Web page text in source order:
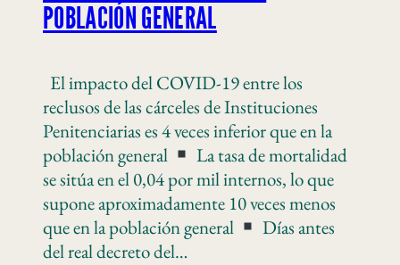
POBLACIÓN GENERAL
El impacto del COVID-19 entre los
reclusos de las cárceles de Instituciones
Penitenciarias es 4 veces inferior que en la
población general
La tasa de mortalidad
se sitúa en el 0,04 por mil internos, lo que
supone aproximadamente 10 veces menos
que en la población general
Días antes
del real decreto del…